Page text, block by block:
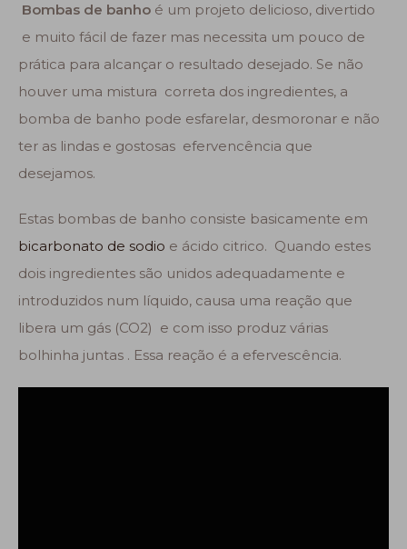
Bombas de banho é um projeto delicioso, divertido
e muito fácil de fazer mas necessita um pouco de
prática para alcançar o resultado desejado. Se não
houver uma mistura correta dos ingredientes, a
bomba de banho pode esfarelar, desmoronar e não
ter as lindas e gostosas efervencência que
desejamos.
Estas bombas de banho consiste basicamente em
bicarbonato de sodio e ácido citrico. Quando estes
dois ingredientes são unidos adequadamente e
introduzidos num líquido, causa uma reação que
libera um gás (CO2) e com isso produz várias
bolhinha juntas . Essa reação é a efervescência.